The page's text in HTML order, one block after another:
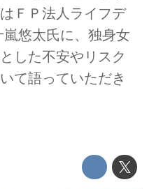
ＦＰ法人ライフデ
悠太氏に、独身女
した不安やリスク
て語っていただき